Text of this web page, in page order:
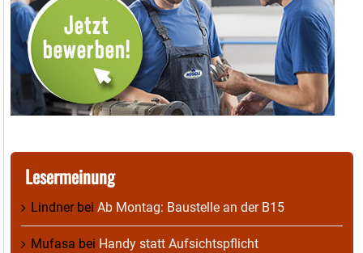
Lesermeinung
Lindnerbei Ab Montag: Baustelle an der B15
Mufasa bei Handy statt Aufsichtspflicht